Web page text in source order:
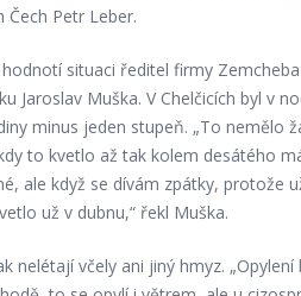
Čech Petr Leber.
situaci ředitel firmy Zemcheba
Jaroslav Muška. V Chelčicích byl v
minus jeden stupeň. „To nemělo
to kvetlo až tak kolem desátého
ale když se dívám zpátky, protože
už v dubnu,“ řekl Muška.
nelétají včely ani jiný hmyz. „Opylení